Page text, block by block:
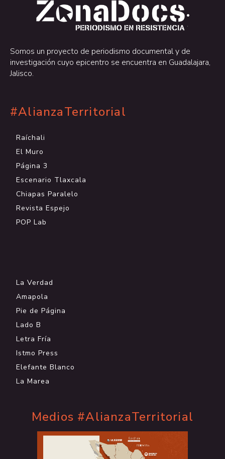
.
.
Somos un proyecto de periodismo documental y de
investigación cuyo epicentro se encuentra en Guadalajara,
Jalisco.
#AlianzaTerritorial
Raíchali
El Muro
Página 3
Escenario Tlaxcala
Chiapas Paralelo
Revista Espejo
POP Lab
La Verdad
Amapola
Pie de Página
Lado B
Letra Fría
Istmo Press
Elefante Blanco
La Marea
Medios #AlianzaTerritorial